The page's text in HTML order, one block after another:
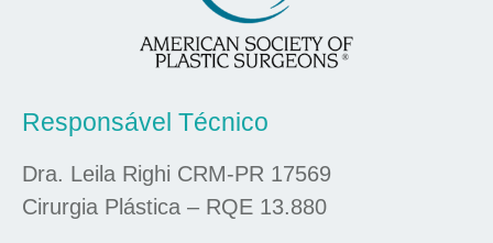
Responsável Técnico
Dra. Leila Righi CRM-PR 17569
Cirurgia Plástica – RQE 13.880